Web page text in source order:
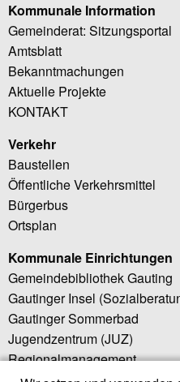
Kommunale Information
Gemeinderat: Sitzungsportal
Amtsblatt
Bekanntmachungen
Aktuelle Projekte
KONTAKT
Verkehr
Baustellen
Öffentliche Verkehrsmittel
Bürgerbus
Ortsplan
Kommunale Einrichtungen
Gemeindebibliothek Gauting
Gautinger Insel
Gautinger Sommerbad
Jugendzentrum (JUZ)
Regionalmanagement